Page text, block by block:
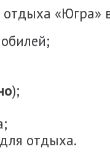
«Югра»
);
отдыха.